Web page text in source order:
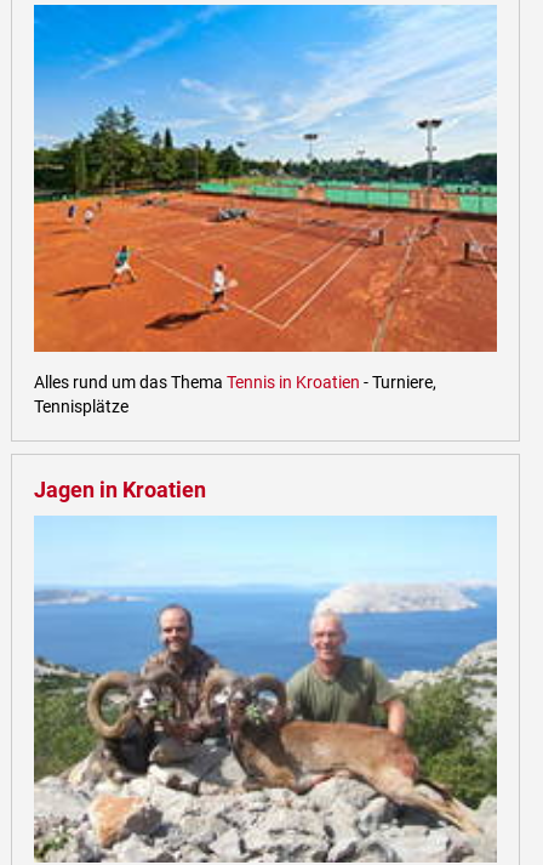
Alles rund um das Thema Tennis in Kroatien - Turniere,
Tennisplätze
Jagen in Kroatien